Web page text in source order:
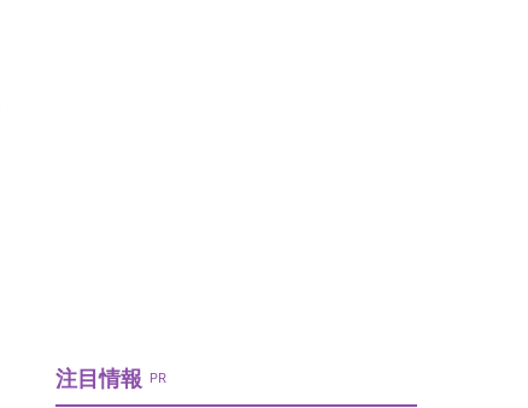
注目情報 PR